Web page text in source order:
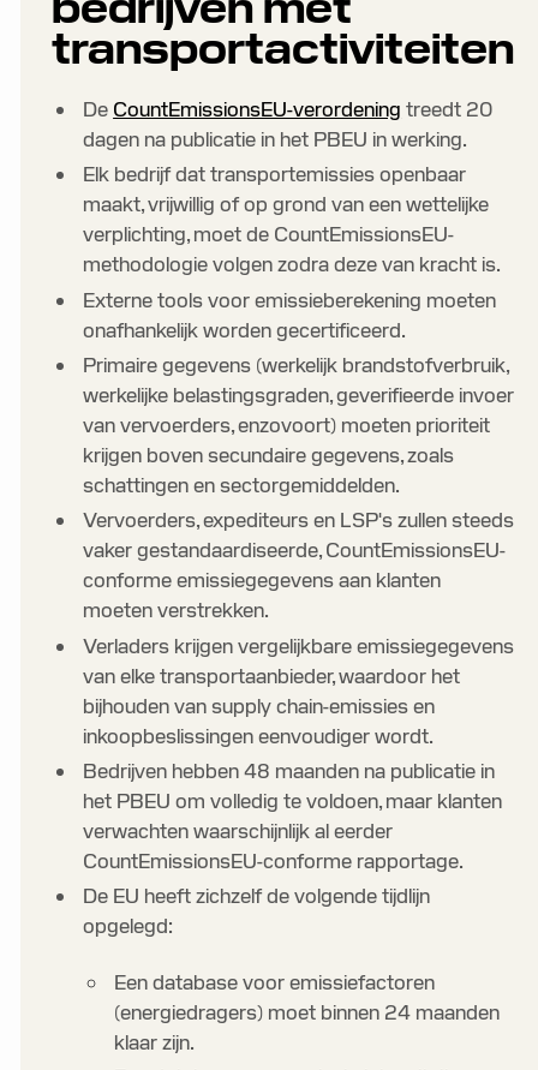
transportactiviteiten
De CountEmissionsEU-verordening treedt 20
dagen na publicatie in het PBEU in werking.
Elk bedrijf dat transportemissies openbaar
maakt, vrijwillig of op grond van een wettelijke
verplichting, moet de CountEmissionsEU-
methodologie volgen zodra deze van kracht is.
Externe tools voor emissieberekening moeten
onafhankelijk worden gecertificeerd.
Primaire gegevens (werkelijk brandstofverbruik,
werkelijke belastingsgraden, geverifieerde invoer
van vervoerders, enzovoort) moeten prioriteit
krijgen boven secundaire gegevens, zoals
schattingen en sectorgemiddelden.
Vervoerders, expediteurs en LSP's zullen steeds
vaker gestandaardiseerde, CountEmissionsEU-
conforme emissiegegevens aan klanten
moeten verstrekken.
Verladers krijgen vergelijkbare emissiegegevens
van elke transportaanbieder, waardoor het
bijhouden van supply chain-emissies en
inkoopbeslissingen eenvoudiger wordt.
Bedrijven hebben 48 maanden na publicatie in
het PBEU om volledig te voldoen, maar klanten
verwachten waarschijnlijk al eerder
CountEmissionsEU-conforme rapportage.
De EU heeft zichzelf de volgende tijdlijn
opgelegd:
Een database voor emissiefactoren
(energiedragers) moet binnen 24 maanden
klaar zijn.